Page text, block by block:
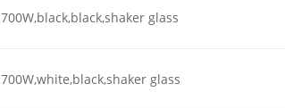
700W,black,black,shaker glass
700W,white,black,shaker glass